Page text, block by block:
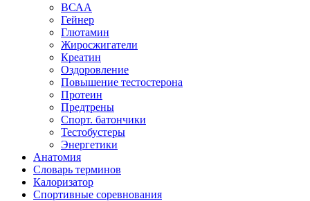
ВСАА
Гейнер
Глютамин
Жиросжигатели
Креатин
Оздоровление
Повышение тестостерона
Протеин
Предтрены
Спорт. батончики
Тестобустеры
Энергетики
Анатомия
Словарь терминов
Калоризатор
Спортивные соревнования